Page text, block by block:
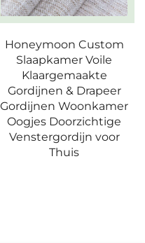
Eenvoudige Stijl Zachte
Verduisterende Kantoor
Venstergordijnen met
Oogjes voor
Woonkamers
Verduisterende Valances